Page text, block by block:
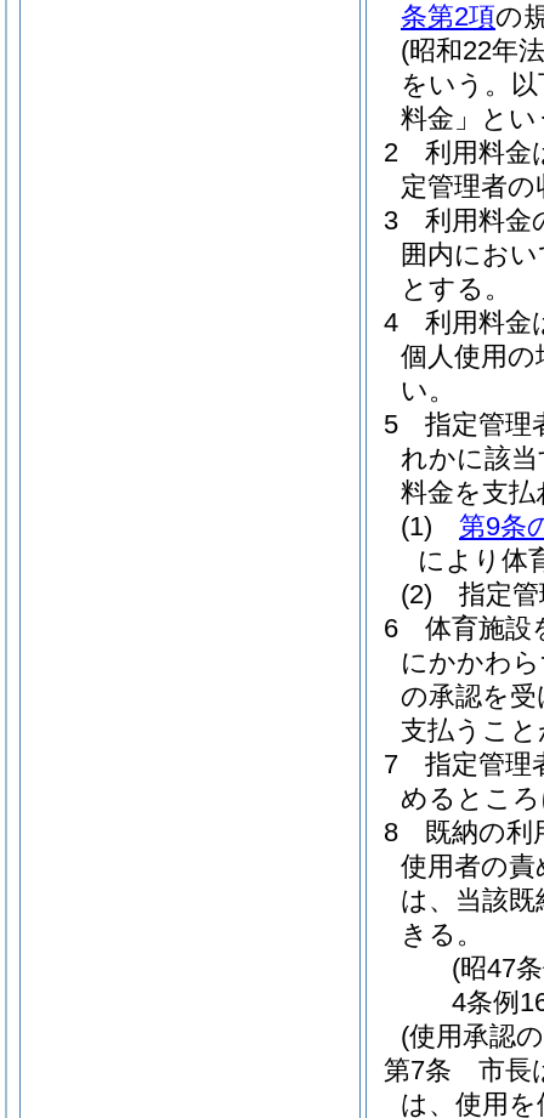
条第2項の
(昭和22年
をいう。
料金」とい
2
利用料金
定管理者
3
利用料金
囲内にお
とする。
4
利用料金
個人使用
い。
5
指定管理
れかに該
料金を支
(1)
第9条
により体
(2)
指定
6
体育施設
にかかわ
の承認を
支払うこ
7
指定管理
めるとこ
8
既納の利
使用者の
は、当該
きる。
(昭47
4条例
(使用承認
第7条
市長
は、使用